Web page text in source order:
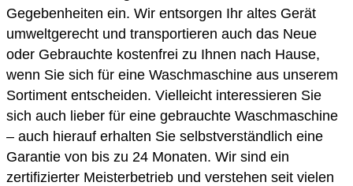
Gegebenheiten ein. Wir entsorgen Ihr altes Gerät
umweltgerecht und transportieren auch das Neue
oder Gebrauchte kostenfrei zu Ihnen nach Hause,
wenn Sie sich für eine Waschmaschine aus unserem
Sortiment entscheiden. Vielleicht interessieren Sie
sich auch lieber für eine gebrauchte Waschmaschine
– auch hierauf erhalten Sie selbstverständlich eine
Garantie von bis zu 24 Monaten. Wir sind ein
zertifizierter Meisterbetrieb und verstehen seit vielen